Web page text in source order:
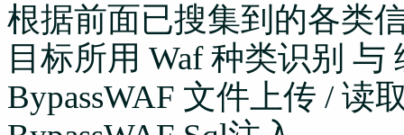
根据前面已搜集到的各类
目标所用 Waf 种类识别 与
BypassWAF 文件上传 / 读